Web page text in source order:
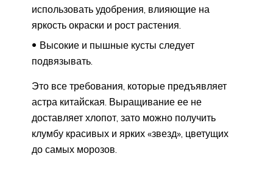
использовать удобрения, влияющие на
яркость окраски и рост растения.
Высокие и пышные кусты следует
подвязывать.
Это все требования, которые предъявляет
астра китайская. Выращивание ее не
доставляет хлопот, зато можно получить
клумбу красивых и ярких «звезд», цветущих
до самых морозов.